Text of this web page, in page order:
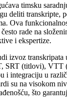
timsku
deliti transkripte,
Ova
rade na
i ekspertize.
izvoz transkripata
SRT (titlovi), VTT
i integraciju u
su na visokom
što